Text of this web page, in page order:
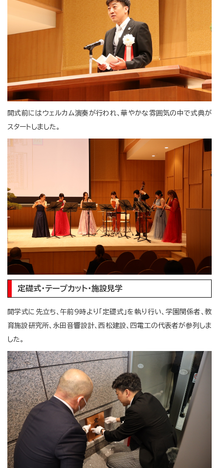
開式前にはウェルカム演奏が行われ、華やかな雰囲気の中で式典が
スタートしました。
定礎式・テープカット・施設見学
開学式に先立ち、午前9時より「定礎式」を執り行い、学園関係者、教
育施設研究所、永田音響設計、西松建設、四電工の代表者が参列しま
した。